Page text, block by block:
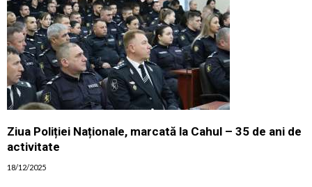
Ziua Poliției Naționale, marcată la Cahul – 35 de ani de
activitate
18/12/2025